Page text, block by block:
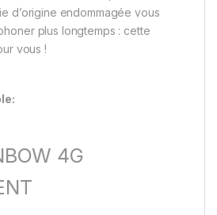
d’origine endommagée vous
plus longtemps : cette
vous !
4G